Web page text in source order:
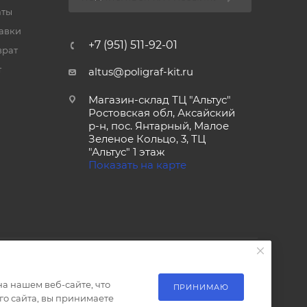
+7 (951) 511-92-01
altus@poligraf-kit.ru
Магазин-склад ТЦ "Альтус"
Ростовская обл, Аксайский
р-н, пос. Янтарный, Малое
Зеленое Кольцо, 3, ТЦ
"Альтус" 1 этаж
Показать на карте
нашем веб-сайте, что
сайта, вы принимаете
ПРИНИМАЮ